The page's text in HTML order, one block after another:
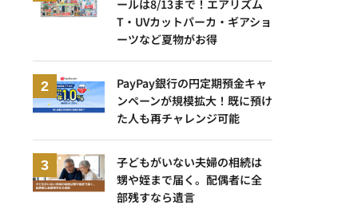
ールは8/13まで！エアリズム
T・UVカットパーカ・ギアショ
ーツなど夏物がお得
PayPay銀行の円定期預金キャ
ンペーンが規模拡大！既に預け
た人も再チャレンジ可能
子どもがいない夫婦の相続は
甥や姪まで届く。配偶者に全
部残すなら遺言